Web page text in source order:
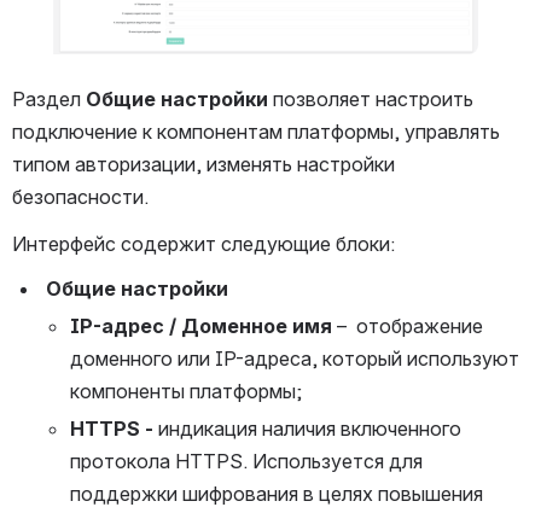
Раздел Общие настройки позволяет настроить
подключение к компонентам платформы, управлять
типом авторизации, изменять настройки
безопасности.
Интерфейс содержит следующие блоки:
Общие настройки
IP-адрес / Доменное имя –  отображение
доменного или IP-адреса, который используют
компоненты платформы;
HTTPS - индикация наличия включенного
протокола HTTPS. Используется для
поддержки шифрования в целях повышения